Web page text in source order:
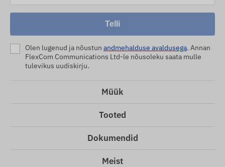
Telli
Olen lugenud ja nõustun andmehalduse avaldusega. Annan
FlexCom Communications Ltd-le nõusoleku saata mulle
tulevikus uudiskirju.
Müük
Tooted
Dokumendid
Meist